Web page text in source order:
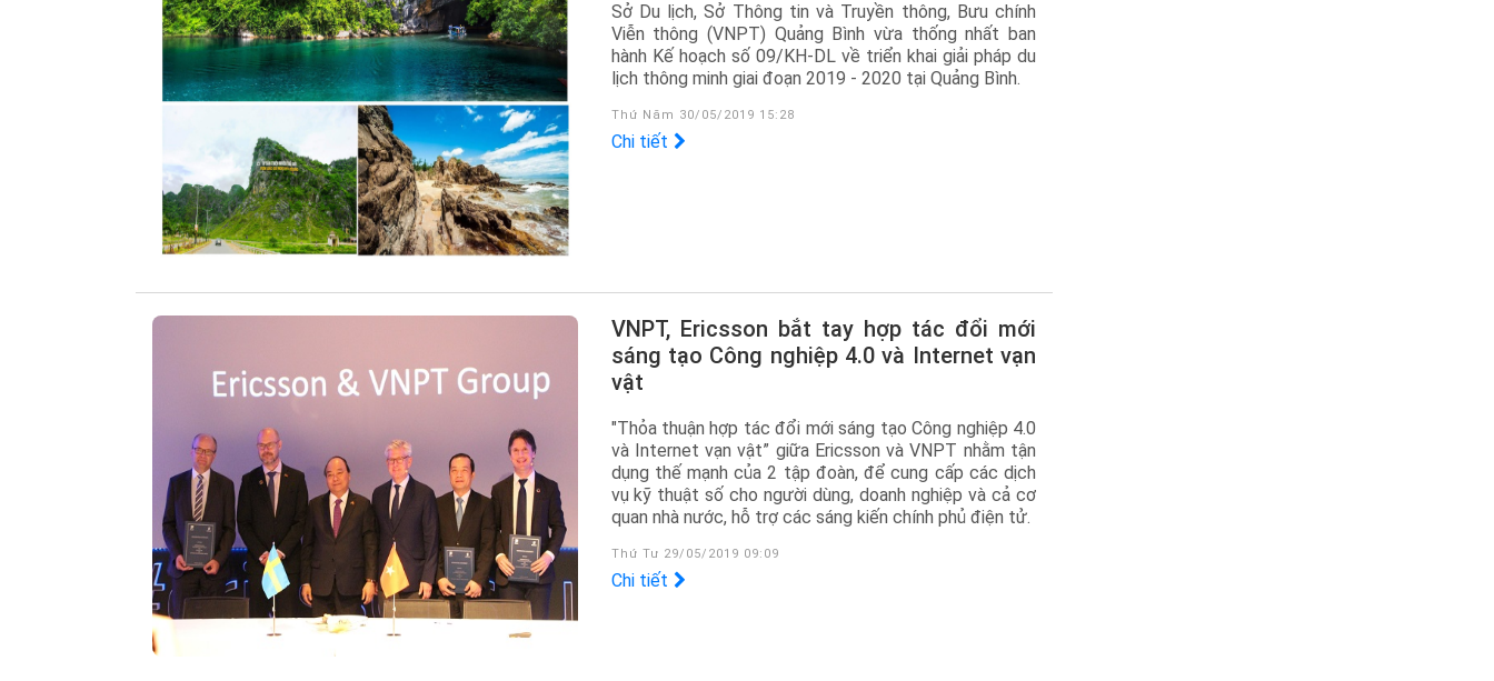
Sở Du lịch, Sở Thông tin và Truyền thông, Bưu chính
Viễn thông (VNPT) Quảng Bình vừa thống nhất ban
hành Kế hoạch số 09/KH-DL về triển khai giải pháp du
lịch thông minh giai đoạn 2019 - 2020 tại Quảng Bình.
Thứ Năm 30/05/2019 15:28
Chi tiết
VNPT, Ericsson bắt tay hợp tác đổi mới
sáng tạo Công nghiệp 4.0 và Internet vạn
vật
"Thỏa thuận hợp tác đổi mới sáng tạo Công nghiệp 4.0
và Internet vạn vật” giữa Ericsson và VNPT nhằm tận
dụng thế mạnh của 2 tập đoàn, để cung cấp các dịch
vụ kỹ thuật số cho người dùng, doanh nghiệp và cả cơ
quan nhà nước, hỗ trợ các sáng kiến chính phủ điện tử.
Thứ Tư 29/05/2019 09:09
Chi tiết